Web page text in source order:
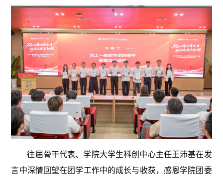
往届骨干代表、学院大学生科创中心主任王沛基在发
言中深情回望在团学工作中的成长与收获，感恩学院团委